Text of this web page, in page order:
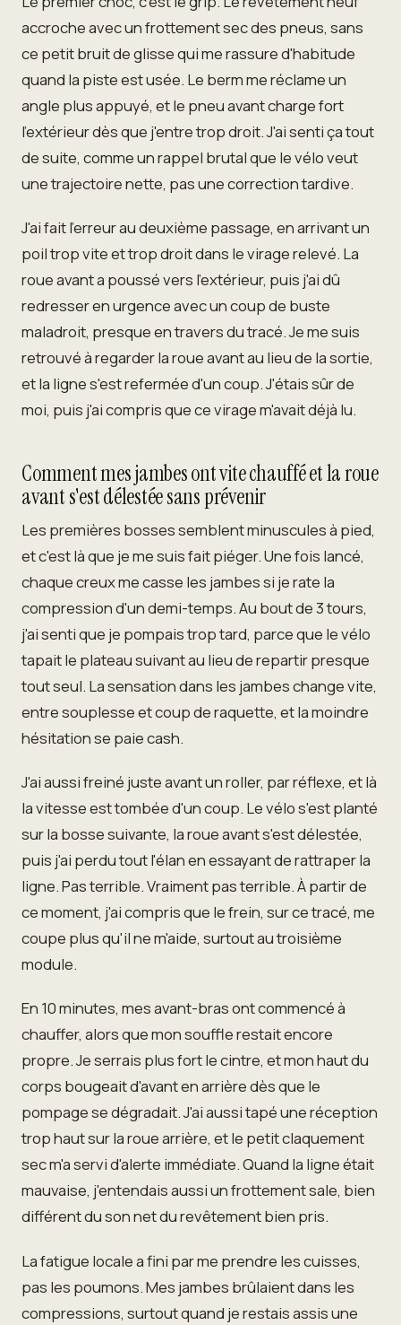
accroche avec un frottement sec des pneus, sans
ce petit bruit de glisse qui me rassure d'habitude
quand la piste est usée. Le berm me réclame un
angle plus appuyé, et le pneu avant charge fort
l'extérieur dès que j'entre trop droit. J'ai senti ça tout
de suite, comme un rappel brutal que le vélo veut
une trajectoire nette, pas une correction tardive.
J'ai fait l'erreur au deuxième passage, en arrivant un
poil trop vite et trop droit dans le virage relevé. La
roue avant a poussé vers l'extérieur, puis j'ai dû
redresser en urgence avec un coup de buste
maladroit, presque en travers du tracé. Je me suis
retrouvé à regarder la roue avant au lieu de la sortie,
et la ligne s'est refermée d'un coup. J'étais sûr de
moi, puis j'ai compris que ce virage m'avait déjà lu.
Comment mes jambes ont vite chauffé et la roue
avant s'est délestée sans prévenir
Les premières bosses semblent minuscules à pied,
et c'est là que je me suis fait piéger. Une fois lancé,
chaque creux me casse les jambes si je rate la
compression d'un demi-temps. Au bout de 3 tours,
j'ai senti que je pompais trop tard, parce que le vélo
tapait le plateau suivant au lieu de repartir presque
tout seul. La sensation dans les jambes change vite,
entre souplesse et coup de raquette, et la moindre
hésitation se paie cash.
J'ai aussi freiné juste avant un roller, par réflexe, et là
la vitesse est tombée d'un coup. Le vélo s'est planté
sur la bosse suivante, la roue avant s'est délestée,
puis j'ai perdu tout l'élan en essayant de rattraper la
ligne. Pas terrible. Vraiment pas terrible. À partir de
ce moment, j'ai compris que le frein, sur ce tracé, me
coupe plus qu'il ne m'aide, surtout au troisième
module.
En 10 minutes, mes avant-bras ont commencé à
chauffer, alors que mon souffle restait encore
propre. Je serrais plus fort le cintre, et mon haut du
corps bougeait d'avant en arrière dès que le
pompage se dégradait. J'ai aussi tapé une réception
trop haut sur la roue arrière, et le petit claquement
sec m'a servi d'alerte immédiate. Quand la ligne était
mauvaise, j'entendais aussi un frottement sale, bien
différent du son net du revêtement bien pris.
La fatigue locale a fini par me prendre les cuisses,
pas les poumons. Mes jambes brûlaient dans les
compressions, surtout quand je restais assis une